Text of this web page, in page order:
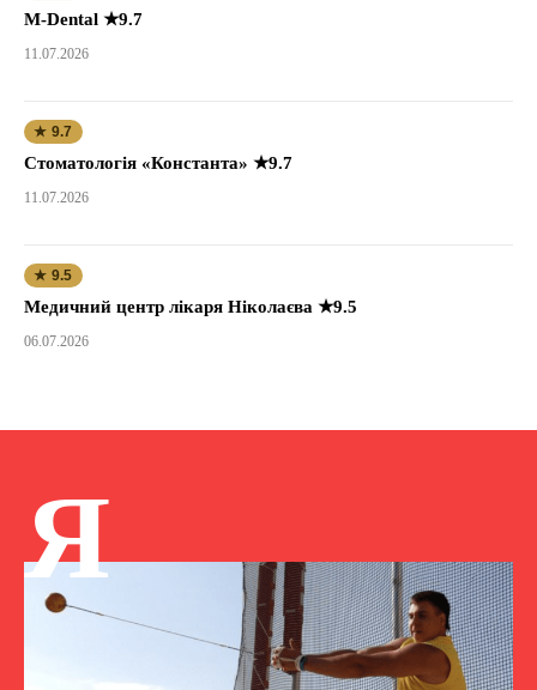
M-Dental ★9.7
11.07.2026
★ 9.7
Стоматологія «Константа» ★9.7
11.07.2026
★ 9.5
Медичний центр лікаря Ніколаєва ★9.5
06.07.2026
Я